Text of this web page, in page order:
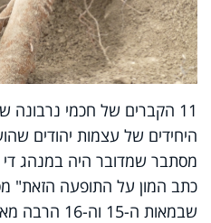
11 הקברים של חכמי
היחידים של עצמות יהודים
מסתבר שמדובר היה במנהג די
כתב המון על התופעה הזאת"
שבמאות ה-15